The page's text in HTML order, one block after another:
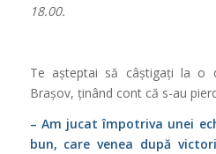
18.00.
Te așteptai să câștigați la o
Brașov, ținând cont că s-au
– Am jucat împotriva unei
bun, care venea după